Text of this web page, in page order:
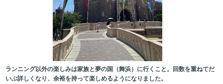
ランニング以外の楽しみは家族と夢の国（舞浜）に行くこと。回数を重ねてだ
いぶ詳しくなり、余裕を持って楽しめるようになりました。